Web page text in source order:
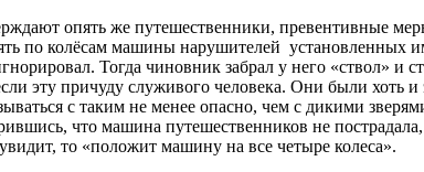
опять же путешественники, превентивные
по колёсам машины нарушителей
Тогда чиновник забрал у него «ствол» и
эту причуду служивого человека. Они были хоть
с таким не менее опасно, чем с дикими
что машина путешественников не
увидит, то «положит машину на все четыре колеса».